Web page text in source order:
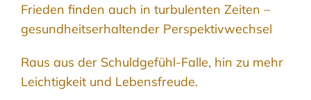
Frieden finden auch in turbulenten Zeiten –
gesundheitserhaltender Perspektivwechsel
Raus aus der Schuldgefühl-Falle, hin zu mehr
Leichtigkeit und Lebensfreude.